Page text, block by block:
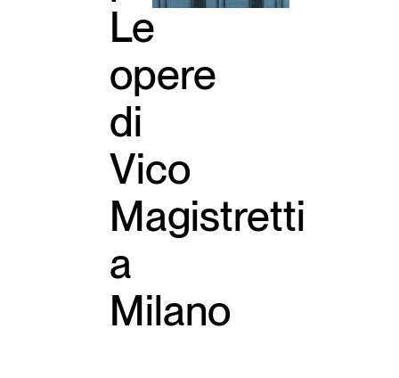
Le
opere
di
Vico
Magistretti
a
Milano